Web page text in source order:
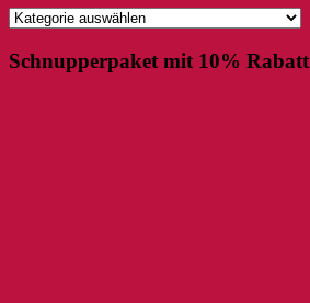
Kategorien
Schnupperpaket mit 10% Rabatt